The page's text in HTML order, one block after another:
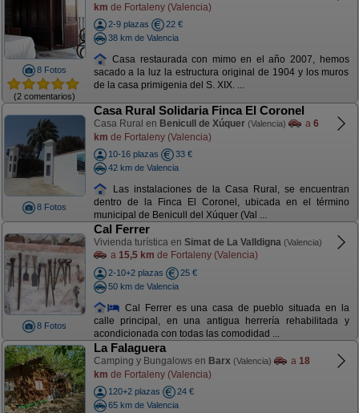
8 Fotos
(2 comentarios)
km de Fortaleny (Valencia)
2-9 plazas
22 €
38 km de Valencia
Casa restaurada con mimo en el año 2007, hemos
sacado a la luz la estructura original de 1904 y los muros
de la casa primigenia del S. XIX. ...
8 Fotos
Casa Rural Solidaria Finca El Coronel
Casa Rural en Benicull de Xúquer (Valencia) a 6
km de Fortaleny (Valencia)
10-16 plazas
33 €
42 km de Valencia
Las instalaciones de la Casa Rural, se encuentran
dentro de la Finca El Coronel, ubicada en el término
municipal de Benicull del Xúquer (Val ...
8 Fotos
Cal Ferrer
Vivienda turística en Simat de La Valldigna (Valencia)
a 15,5 km de Fortaleny (Valencia)
2-10+2 plazas
25 €
50 km de Valencia
Cal Ferrer es una casa de pueblo situada en la
calle principal, en una antigua herrería rehabilitada y
acondicionada con todas las comodidad ...
La Falaguera
Camping y Bungalows en Barx (Valencia) a 18
km de Fortaleny (Valencia)
120+2 plazas
24 €
65 km de Valencia